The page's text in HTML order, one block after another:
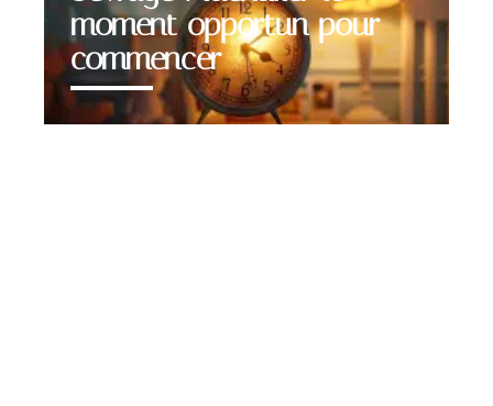
moment opportun pour
commencer